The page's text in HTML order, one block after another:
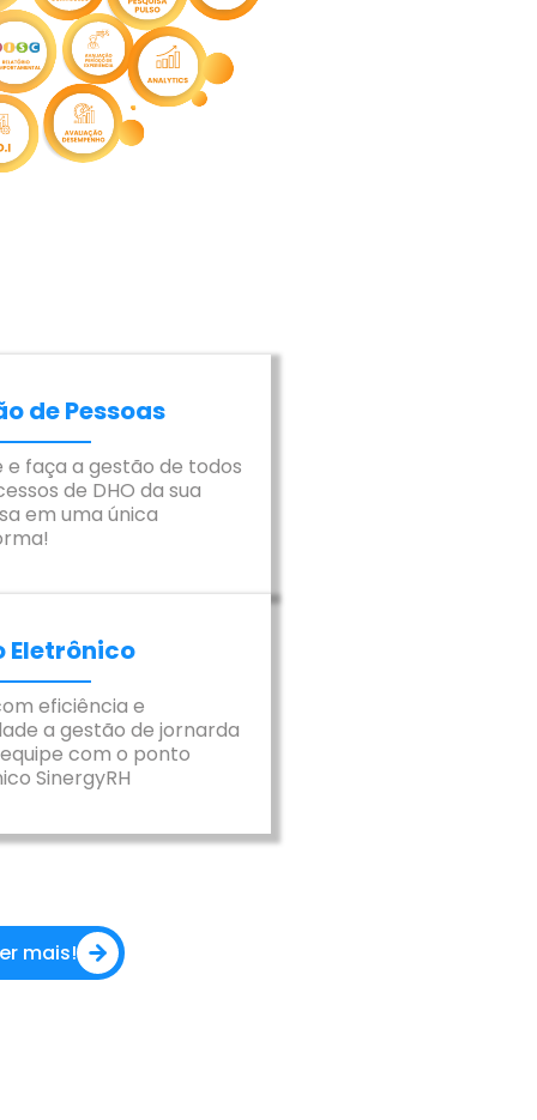
de Pessoas
e faça a gestão de todos
de DHO da sua
em uma única
Eletrônico
eficiência e
a gestão de jornarda
com o ponto
SinergyRH
mais!